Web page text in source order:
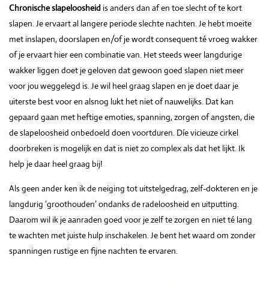
Chronische slapeloosheid is anders dan af en toe slecht of te kort
slapen. Je ervaart al langere periode slechte nachten. Je hebt moeite
met inslapen, doorslapen en/of je wordt consequent té vroeg wakker
of je ervaart hier een combinatie van. Het steeds weer langdurige
wakker liggen doet je geloven dat gewoon goed slapen niet meer
voor jou weggelegd is. Je wil heel graag slapen en je doet daar je
uiterste best voor en alsnog lukt het niet of nauwelijks. Dat kan
gepaard gaan met heftige emoties, spanning, zorgen of angsten, die
de slapeloosheid onbedoeld doen voortduren. Díe vicieuze cirkel
doorbreken is mogelijk en dat is niet zo complex als dat het lijkt. Ik
help je daar heel graag bij!
Als geen ander ken ik de neiging tot uitstelgedrag, zelf-dokteren en je
langdurig ‘groothouden’ ondanks de radeloosheid en uitputting.
Daarom wil ik je aanraden goed voor je zelf te zorgen en niet té lang
te wachten met juiste hulp inschakelen. Je bent het waard om zonder
spanningen rustige en fijne nachten te ervaren.